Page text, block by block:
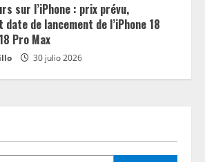
sur l’iPhone : prix prévu,
de lancement de l’iPhone 18
Pro Max
30 julio 2026